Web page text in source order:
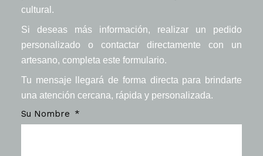
cultural.
Si deseas más información, realizar un pedido
personalizado o contactar directamente con un
artesano, completa este formulario.
Tu mensaje llegará de forma directa para brindarte
una atención cercana, rápida y personalizada.
Su Nombre